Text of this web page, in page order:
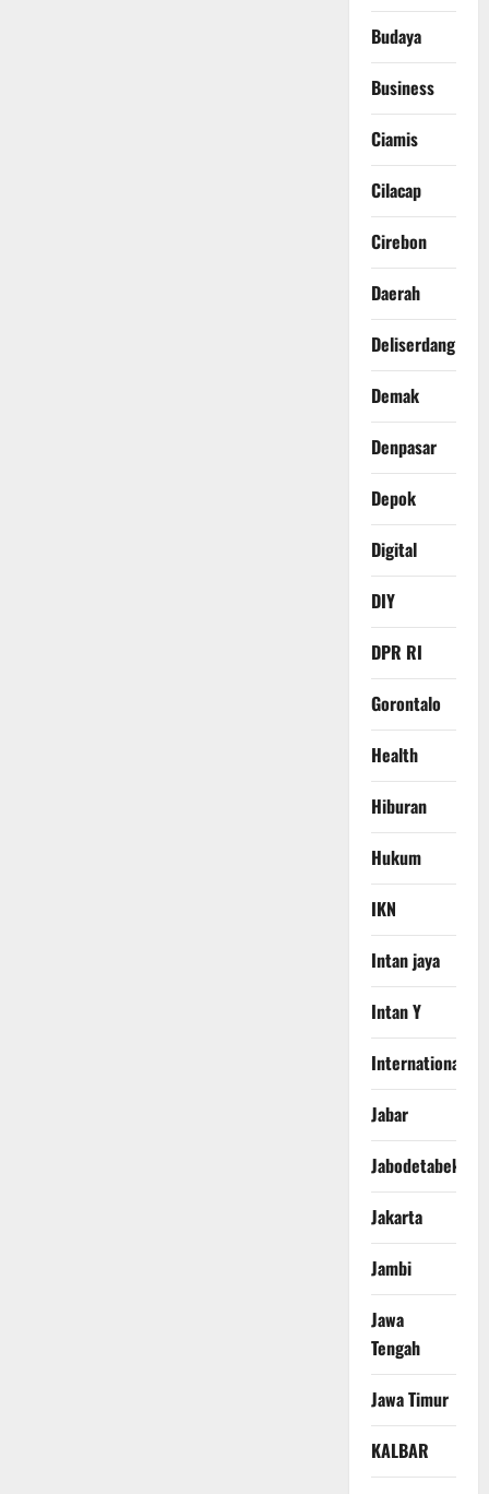
Budaya
Business
Ciamis
Cilacap
Cirebon
Daerah
Deliserdang
Demak
Denpasar
Depok
Digital
DIY
DPR RI
Gorontalo
Health
Hiburan
Hukum
IKN
Intan jaya
Intan Y
International
Jabar
Jabodetabek
Jakarta
Jambi
Jawa
Tengah
Jawa Timur
KALBAR